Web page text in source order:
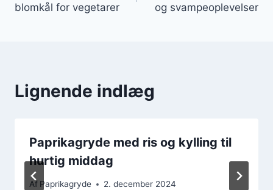
blomkål for vegetarer
og svampeoplevelser
Lignende indlæg
Paprikagryde med ris og kylling til
hurtig middag
Af Paprikagryde 2. december 2024